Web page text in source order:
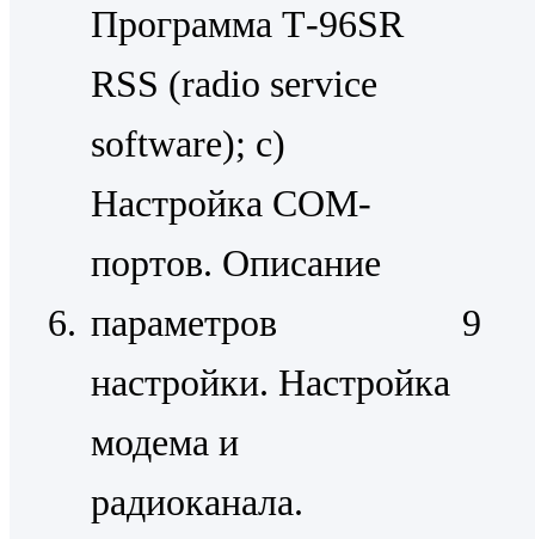
6.
Программа Т-96SR
RSS (radio service
software); c)
Настройка СОМ-
портов. Описание
параметров
настройки. Настройка
модема и
радиоканала.
9